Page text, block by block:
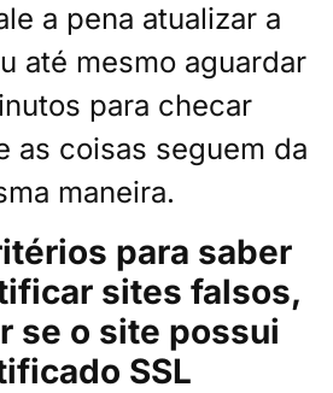
a pena atualizar a
até mesmo aguardar
para checar
as coisas seguem da
maneira.
para saber
sites falsos,
se o site possui
SSL